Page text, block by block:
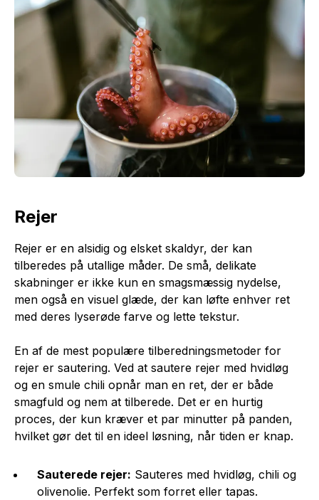
Rejer
Rejer er en alsidig og elsket skaldyr, der kan
tilberedes på utallige måder. De små, delikate
skabninger er ikke kun en smagsmæssig nydelse,
men også en visuel glæde, der kan løfte enhver ret
med deres lyserøde farve og lette tekstur.
En af de mest populære tilberedningsmetoder for
rejer er sautering. Ved at sautere rejer med hvidløg
og en smule chili opnår man en ret, der er både
smagfuld og nem at tilberede. Det er en hurtig
proces, der kun kræver et par minutter på panden,
hvilket gør det til en ideel løsning, når tiden er knap.
Sauterede rejer: Sauteres med hvidløg, chili og
olivenolie. Perfekt som forret eller tapas.